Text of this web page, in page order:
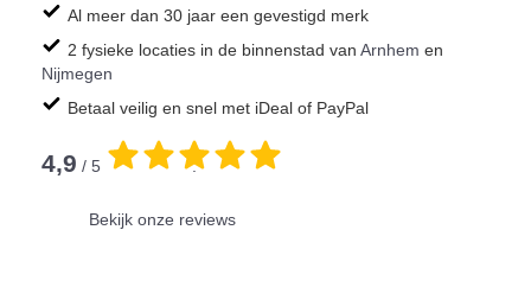
Al meer dan 30 jaar een gevestigd merk
2 fysieke locaties in de binnenstad van Arnhem en
Nijmegen
Betaal veilig en snel met iDeal of PayPal
4,9 / 5 .
Bekijk onze reviews